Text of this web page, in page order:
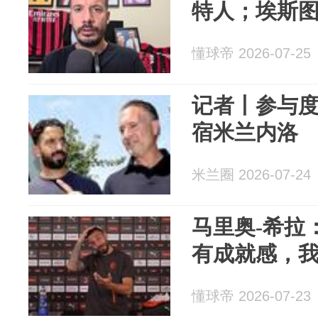
特人；埃斯
懂球帝 2026-07-25
记者丨参与
宿米兰内洛
米兰圈 2026-07-24
马里奥-希拉
有成就感，
懂球帝 2026-07-23